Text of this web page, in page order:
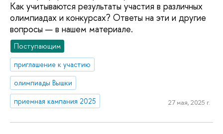
Как учитываются результаты участия в различных
олимпиадах и конкурсах? Ответы на эти и другие
вопросы — в нашем материале.
Поступающим
приглашение к участию
олимпиады Вышки
приемная кампания 2025
27 мая, 2025 г.